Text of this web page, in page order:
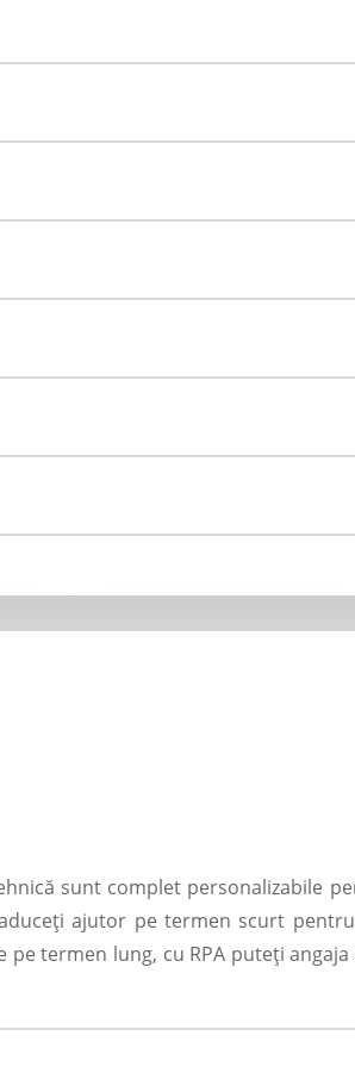
sunt complet personalizabile
ajutor pe termen scurt
termen lung, cu RPA puteți